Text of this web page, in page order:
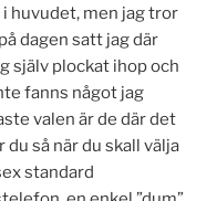
huvudet, men jag tror
dagen satt jag där
själv plockat ihop och
fanns något jag
valen är de där det
så när du skall välja
standard